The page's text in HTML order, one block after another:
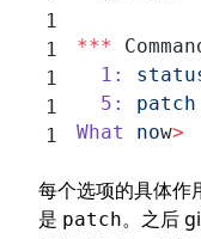
***
  1:
  5:
patch
What
now>
每个选项的具体作
是 patch。之后